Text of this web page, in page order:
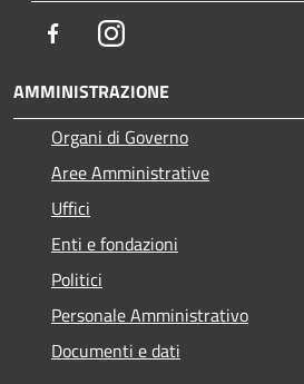
FacebookInstagram
AMMINISTRAZIONE
Organi di Governo
Aree Amministrative
Uffici
Enti e fondazioni
Politici
Personale Amministrativo
Documenti e dati